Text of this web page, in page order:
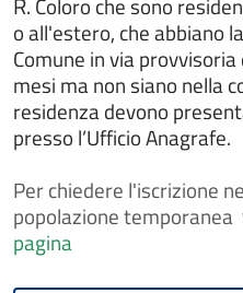
Dissequestro di veicoli
di assicurazione
Donazione degli organi
FAQ
Gestire un'area verde
IMU - Imposta Municipale
Intrattenimenti,
Iscriversi all'albo comunale
Iscriversi o cancellarsi
Coloro che sono
o all'estero, che abbiano
Comune in via
mesi ma non siano nella
residenza devono
presso l’Ufficio Anagrafe.
Perchiedere l'iscrizione
popolazione temporanea
pagina